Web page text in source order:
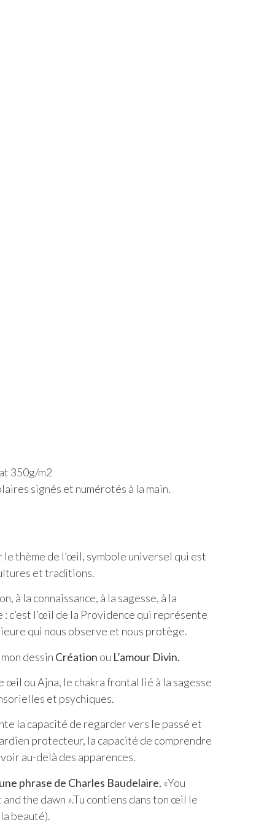
350g/m2
signés et numérotés à la main.
le thème de l’œil, symbole universel qui est
et traditions.
à la connaissance, à la sagesse, à la
c’est l’œil de la Providence qui représente
qui nous observe et nous protège.
dessin Création ou L’amour Divin.
œil ou Ajna, le chakra frontal lié à la sagesse
et psychiques.
la capacité de regarder vers le passé et
protecteur, la capacité de comprendre
au-delà des apparences.
phrase de Charles Baudelaire. «You
the dawn ».Tu contiens dans ton œil le
beauté).